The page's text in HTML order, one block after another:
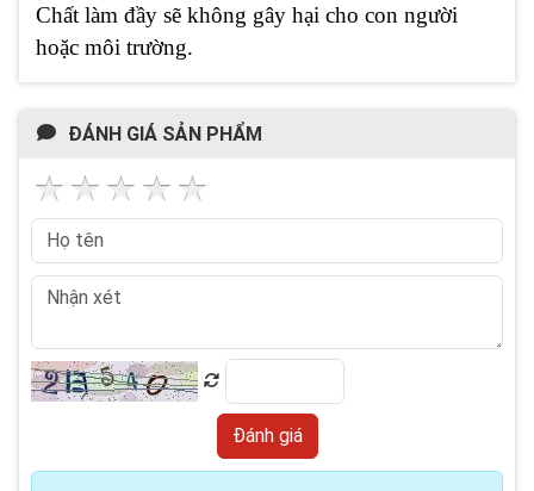
Chất làm đầy sẽ không gây hại cho con người
hoặc môi trường.
ĐÁNH GIÁ SẢN PHẨM